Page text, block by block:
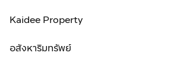
Kaidee Property
อสังหาริมทรัพย์